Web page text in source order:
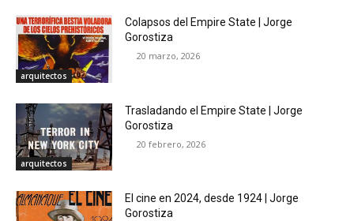
arquitectos
Colapsos del Empire State | Jorge
Gorostiza
20 marzo, 2026
arquitectos
Trasladando el Empire State | Jorge
Gorostiza
20 febrero, 2026
El cine en 2024, desde 1924 | Jorge
Gorostiza